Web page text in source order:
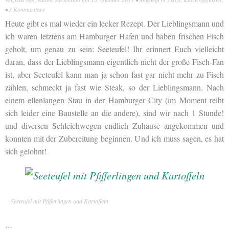
• 3 Kommentare
Heute gibt es mal wieder ein lecker Rezept. Der Lieblingsmann und
ich waren letztens am Hamburger Hafen und haben frischen Fisch
geholt, um genau zu sein: Seeteufel! Ihr erinnert Euch vielleicht
daran, dass der Lieblingsmann eigentlich nicht der große Fisch-Fan
ist, aber Seeteufel kann man ja schon fast gar nicht mehr zu Fisch
zählen, schmeckt ja fast wie Steak, so der Lieblingsmann. Nach
einem ellenlangen Stau in der Hamburger City (im Moment reiht
sich leider eine Baustelle an die andere), sind wir nach 1 Stunde!
und diversen Schleichwegen endlich Zuhause angekommen und
konnten mit der Zubereitung beginnen. Und ich muss sagen, es hat
sich gelohnt!
Seeteufel mit Pfifferlingen und Kartoffeln
…